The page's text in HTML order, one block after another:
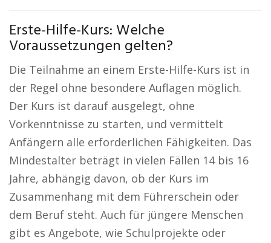
Erste-Hilfe-Kurs: Welche
Voraussetzungen gelten?
Die Teilnahme an einem Erste-Hilfe-Kurs ist in
der Regel ohne besondere Auflagen möglich.
Der Kurs ist darauf ausgelegt, ohne
Vorkenntnisse zu starten, und vermittelt
Anfängern alle erforderlichen Fähigkeiten. Das
Mindestalter beträgt in vielen Fällen 14 bis 16
Jahre, abhängig davon, ob der Kurs im
Zusammenhang mit dem Führerschein oder
dem Beruf steht. Auch für jüngere Menschen
gibt es Angebote, wie Schulprojekte oder